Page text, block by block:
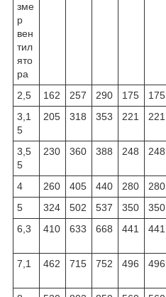
зме
р
вен
тил
ято
ра
2,5 162 257 290 175 175
3,1
5
205 318 353 221 221
3,5
5
230 360 388 248 248
4 260 405 440 280 280
5
324 502 537 350 350
6,3
410 633 668 441 441
7,1 462 715 752 496 496